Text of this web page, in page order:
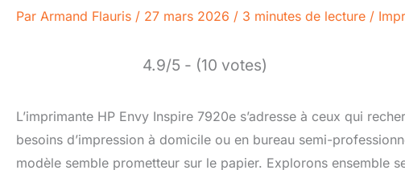
Par Armand Flauris / 27 mars 2026 / 3 minutes de lecture /
4.9/5 - (10 votes)
L’imprimante HP Envy Inspire 7920e s’adresse à ceux qui
besoins d’impression à domicile ou en bureau semi-
modèle semble prometteur sur le papier. Explorons ensemble